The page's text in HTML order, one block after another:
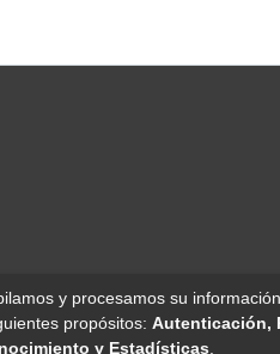
y procesamos su
propósitos: Autenticación,
y Estadísticas